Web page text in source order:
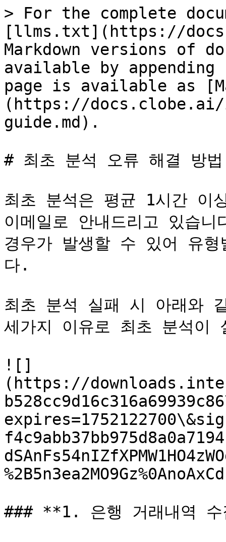
> For the complete
[llms.txt](https://
Markdown versions of
available by
page is available as
(https://
guide.md).
# 최초 분석 오류 해결 방
최초 분석은 평균 1시간 이
이메일로 안내드리고 있습
경우가 발생할 수 있어 유
다.
최초 분석 실패 시 아래와
세가지 이유로 최초 분석이
![]
(https://
### **1. 은행 거래내역 수